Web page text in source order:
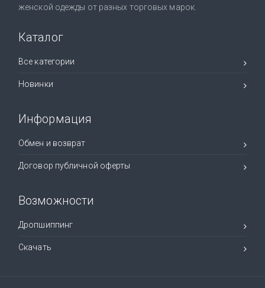
женской одежды от разных торговых марок.
Каталог
Все категории
Новинки
Информация
Обмен и возврат
Договор публичной оферты
Возможности
Дропшиппинг
Скачать